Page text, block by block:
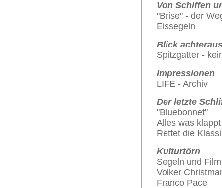
Von Schiffen
"Brise" - der
Eissegeln
Blick achteraus
Spitzgatter -
Impressionen
LIFE - Archiv
Der letzte
"Bluebonnet"
Alles was
Rettet die
Kulturtörn
Segeln und Film
Volker
Franco Pace